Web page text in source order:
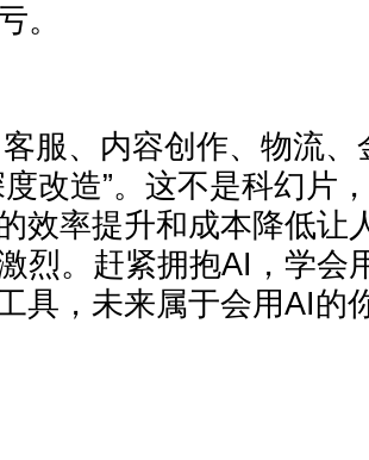
。
服、内容创作、物流
度改造”。这不是科幻片
效率提升和成本降低让
烈。赶紧拥抱AI，学会
具，未来属于会用AI的